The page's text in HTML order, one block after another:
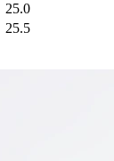
25.0
25.5